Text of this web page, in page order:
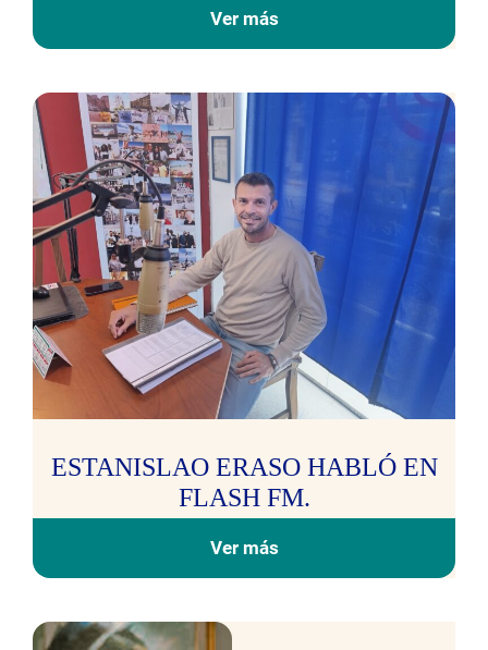
Ver más
ESTANISLAO ERASO HABLÓ EN
FLASH FM.
Ver más